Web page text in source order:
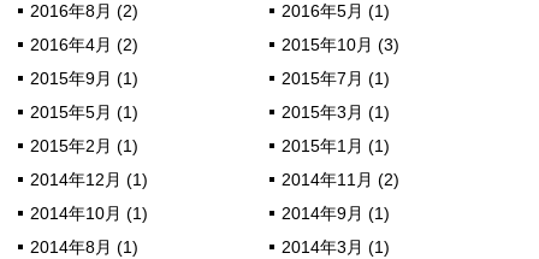
2016年8月 (2)
2016年5月 (1)
2016年4月 (2)
2015年10月 (3)
2015年9月 (1)
2015年7月 (1)
2015年5月 (1)
2015年3月 (1)
2015年2月 (1)
2015年1月 (1)
2014年12月 (1)
2014年11月 (2)
2014年10月 (1)
2014年9月 (1)
2014年8月 (1)
2014年3月 (1)